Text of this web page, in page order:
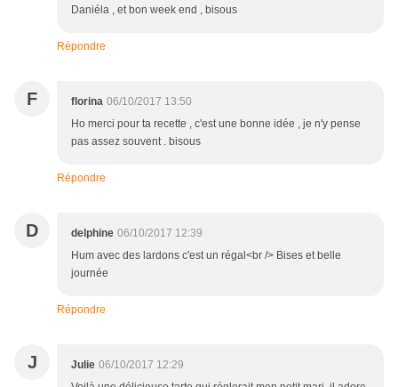
Daniéla , et bon week end , bisous
Répondre
F florina 06/10/2017 13:50
Ho merci pour ta recette , c'est une bonne idée , je n'y pense
pas assez souvent . bisous
Répondre
D delphine 06/10/2017 12:39
Hum avec des lardons c'est un régal<br /> Bises et belle
journée
Répondre
J Julie 06/10/2017 12:29